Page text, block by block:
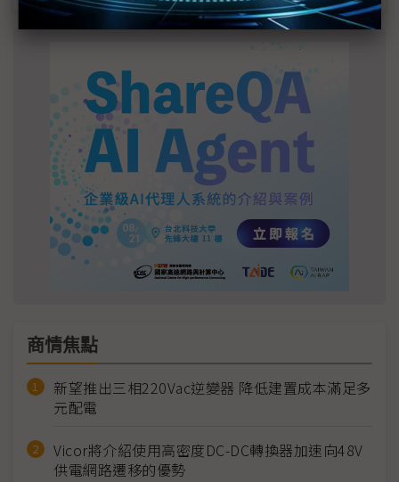
商情焦點
新望推出三相220Vac逆變器 降低建置成本滿足多
元配電
Vicor將介紹使用高密度DC-DC轉換器加速向48V
供電網路遷移的優勢